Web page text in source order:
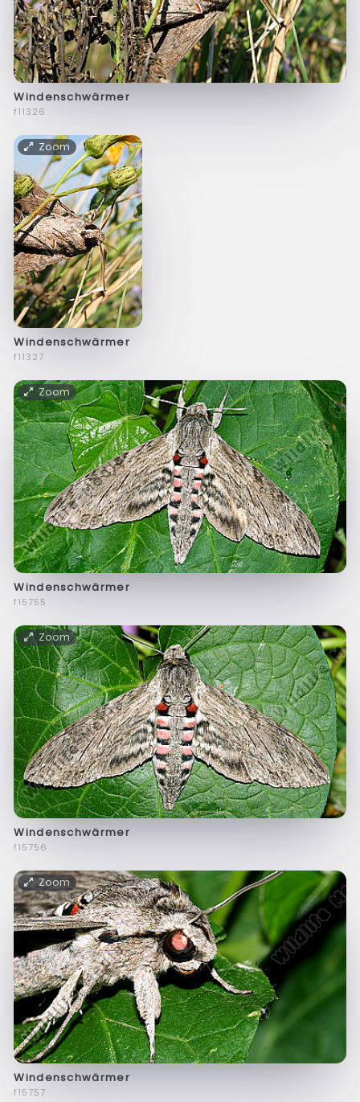
Windenschwärmer
f11326
Zoom
Windenschwärmer
f11327
Zoom
Windenschwärmer
f15755
Zoom
Windenschwärmer
f15756
Zoom
Windenschwärmer
f15757